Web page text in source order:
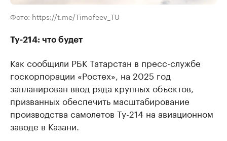
Фото: https://t.me/Timofeev_TU
Ту-214: что будет
Как сообщили РБК Татарстан в пресс-службе
госкорпорации «Ростех», на 2025 год
запланирован ввод ряда крупных объектов,
призванных обеспечить масштабирование
производства самолетов Ту-214 на авиационном
заводе в Казани.